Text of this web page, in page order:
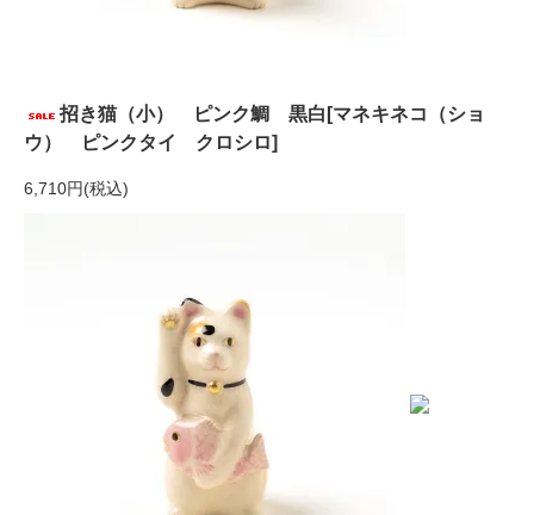
招き猫（小） ピンク鯛 黒白[マネキネコ（ショ
ウ） ピンクタイ クロシロ]
6,710円(税込)